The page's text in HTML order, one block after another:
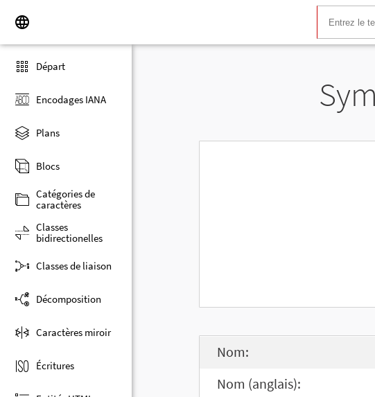
Départ
Encodages IANA
Plans
Blocs
Catégories de
caractères
Classes
bidirectionelles
Classes de liaison
Décomposition
Caractères miroir
Écritures
Nom:
Nom (anglais):